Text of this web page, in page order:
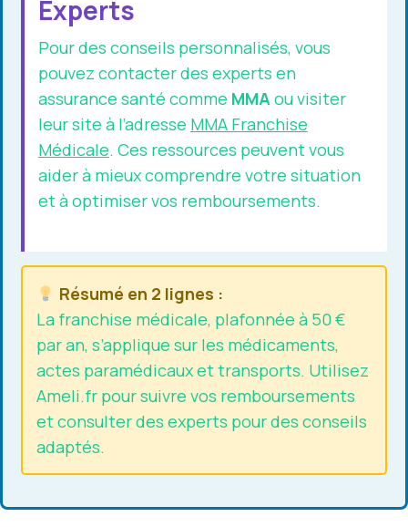
Experts
Pour des conseils personnalisés, vous
pouvez contacter des experts en
assurance santé comme MMAou visiter
leur site à l’adresse MMA Franchise
Médicale. Ces ressources peuvent vous
aider à mieux comprendre votre situation
et à optimiser vos remboursements.
Résumé en 2 lignes :
La franchise médicale, plafonnée à 50 €
par an, s’applique sur les médicaments,
actes paramédicaux et transports. Utilisez
Ameli.fr pour suivre vos remboursements
et consulter des experts pour des conseils
adaptés.